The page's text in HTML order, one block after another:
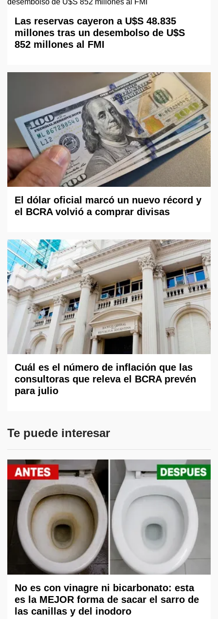
Las reservas cayeron a U$S 48.835
millones tras un desembolso de U$S
852 millones al FMI
El dólar oficial marcó un nuevo récord y
el BCRA volvió a comprar divisas
Cuál es el número de inflación que las
consultoras que releva el BCRA prevén
para julio
Te puede interesar
No es con vinagre ni bicarbonato: esta
es la MEJOR forma de sacar el sarro de
las canillas y del inodoro